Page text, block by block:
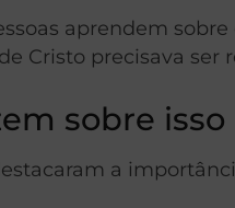
aprendem
Cristo precisava ser
sobre isso
a